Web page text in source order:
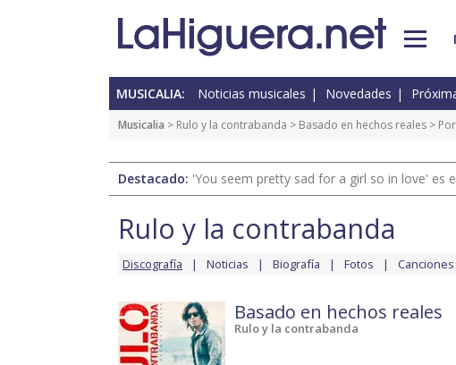
MUSICALIA: Noticias musicales Novedades
Musicalia > Rulo y la contrabanda > Basado en hechos reales >
Destacado: 'You seem pretty sad for a girl so in love' es
Rulo y la contrabanda
Discografía Noticias Biografía Fotos Canciones
Basado en hechos reales
Rulo y la contrabanda